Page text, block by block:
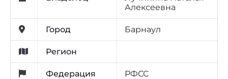
Алексеевна
Город Барнаул
Регион
Федерация РФСС